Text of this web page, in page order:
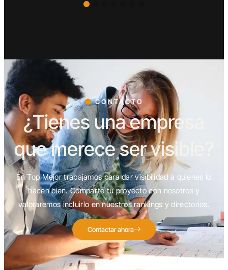
CONTACTO
¿Tienes una empresa
que merece ser visible?
En Top Mejor trabajamos para dar visibilidad a quienes lo
hacen bien. Comparte tu proyecto con nosotros y
valoraremos incluirlo en nuestros rankings y directorios.
Contactar ahora